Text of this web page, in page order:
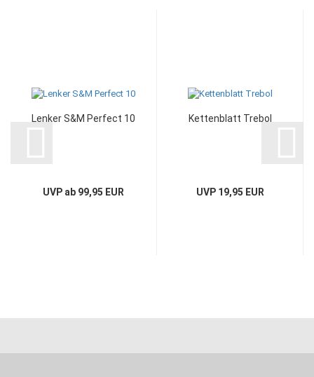
Lenker S&M Perfect 10
UVP ab 99,95 EUR
Kettenblatt Trebol
UVP 19,95 EUR